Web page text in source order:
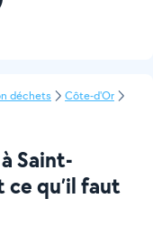
déchets
Côte-d'Or
Saint-
qu’il faut